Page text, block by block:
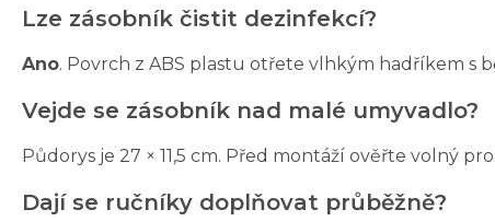
Lze zásobník čistit dezinfekcí?
Ano. Povrch z ABS plastu otřete vlhkým hadříkem s
Vejde se zásobník nad malé umyvadlo?
Půdorys je 27 × 11,5 cm. Před montáží ověřte volný
Dají se ručníky doplňovat průběžně?